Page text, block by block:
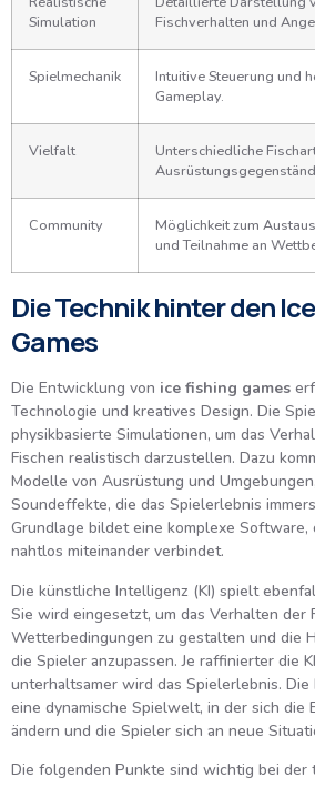
Simulation
Fischverhalten und
Spielmechanik
Intuitive Steuerung und
Gameplay.
Vielfalt
Unterschiedliche
Community
Möglichkeit zum
und Teilnahme an
Die Technik hinter den
Games
Die Entwicklung von ice fishing games
Technologie und kreatives Design. Die
physikbasierte Simulationen, um das
Fischen realistisch darzustellen. Dazu
Modelle von Ausrüstung und
Soundeffekte, die das Spielerlebnis
Grundlage bildet eine komplexe Software,
nahtlos miteinander verbindet.
Die künstliche Intelligenz (KI) spielt
Sie wird eingesetzt, um das Verhalten der
Wetterbedingungen zu gestalten und die
die Spieler anzupassen. Je raffinierter die
unterhaltsamer wird das Spielerlebnis.
eine dynamische Spielwelt, in der sich die
ändern und die Spieler sich an neue
Die folgenden Punkte sind wichtig bei der